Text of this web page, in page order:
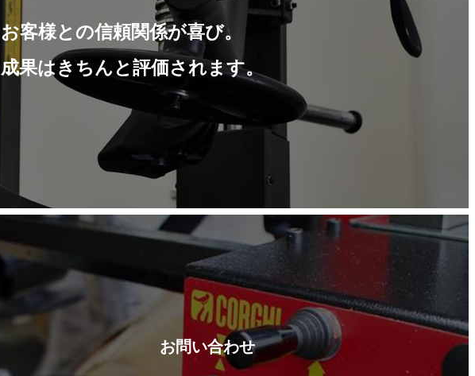
お客様との信頼関係が喜び。
成果はきちんと評価されます。
お問い合わせ